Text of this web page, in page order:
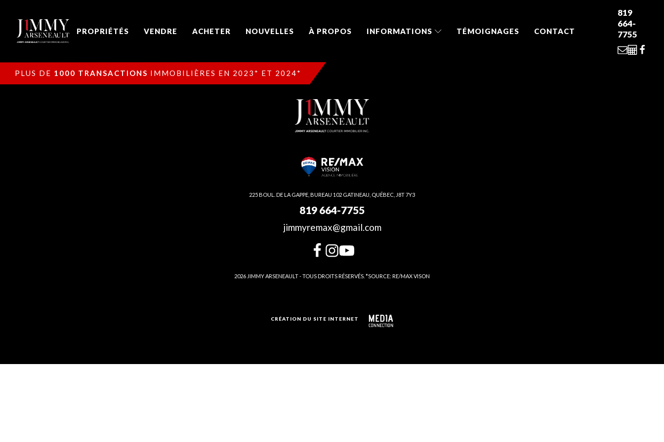
PROPRIÉTÉS VENDRE ACHETER NOUVELLES À PROPOS INFORMATIONS TÉMOIGNAGES CONTACT
819
664-
7755
PLUS DE 1000 TRANSACTIONS IMMOBILIÈRES EN 2023* ET 2024*
225 BOUL. DE LA GAPPE, BUREAU 102 GATINEAU, QUÉBEC, J8T 7Y3
819 664-7755
jimmyremax@gmail.com
2026 JIMMY ARSENEAULT - TOUS DROITS RÉSERVÉS. *SOURCE: RE/MAX VISON
CRÉATION DU SITE INTERNET